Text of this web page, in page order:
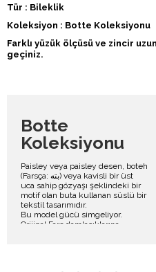
Tür : Bileklik
Koleksiyon : Botte Koleksiyonu
Farklı yüzük ölçüsü ve zincir
geçiniz.
Botte
Koleksiyonu
Paisley veya paisley desen, boteh
(Farsça: بته) veya kavisli bir üst
uca sahip gözyaşı şeklindeki bir
motif olan buta kullanan süslü bir
tekstil tasarımıdır.
Bu model gücü simgeliyor.
Orijinal Fars damlacıklarına